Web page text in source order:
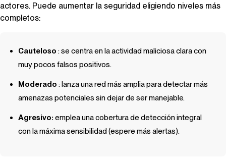
actores. Puede aumentar la seguridad eligiendo niveles más
completos:
Cauteloso : se centra en la actividad maliciosa clara con
muy pocos falsos positivos.
Moderado : lanza una red más amplia para detectar más
amenazas potenciales sin dejar de ser manejable.
Agresivo:emplea una cobertura de detección integral
con la máxima sensibilidad (espere más alertas).